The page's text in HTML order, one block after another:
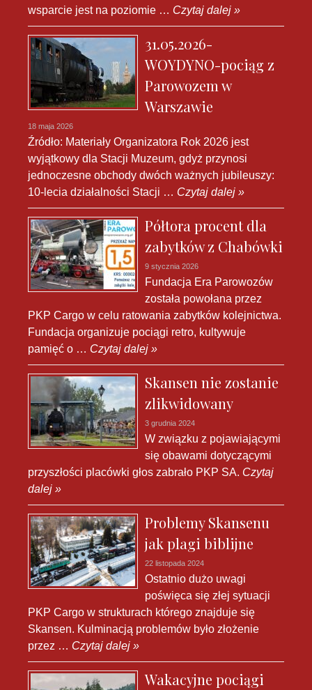
wsparcie jest na poziomie … Czytaj dalej »
31.05.2026-
WOYDYNO-pociąg z
Parowozem w
Warszawie
18 maja 2026
Źródło: Materiały Organizatora Rok 2026 jest
wyjątkowy dla Stacji Muzeum, gdyż przynosi
jednoczesne obchody dwóch ważnych jubileuszy:
10-lecia działalności Stacji … Czytaj dalej »
Półtora procent dla
zabytków z Chabówki
9 stycznia 2026
Fundacja Era Parowozów
została powołana przez
PKP Cargo w celu ratowania zabytków kolejnictwa.
Fundacja organizuje pociągi retro, kultywuje
pamięć o … Czytaj dalej »
Skansen nie zostanie
zlikwidowany
3 grudnia 2024
W związku z pojawiającymi
się obawami dotyczącymi
przyszłości placówki głos zabrało PKP SA. Czytaj
dalej »
Problemy Skansenu
jak plagi biblijne
22 listopada 2024
Ostatnio dużo uwagi
poświęca się złej sytuacji
PKP Cargo w strukturach którego znajduje się
Skansen. Kulminacją problemów było złożenie
przez … Czytaj dalej »
Wakacyjne pociągi